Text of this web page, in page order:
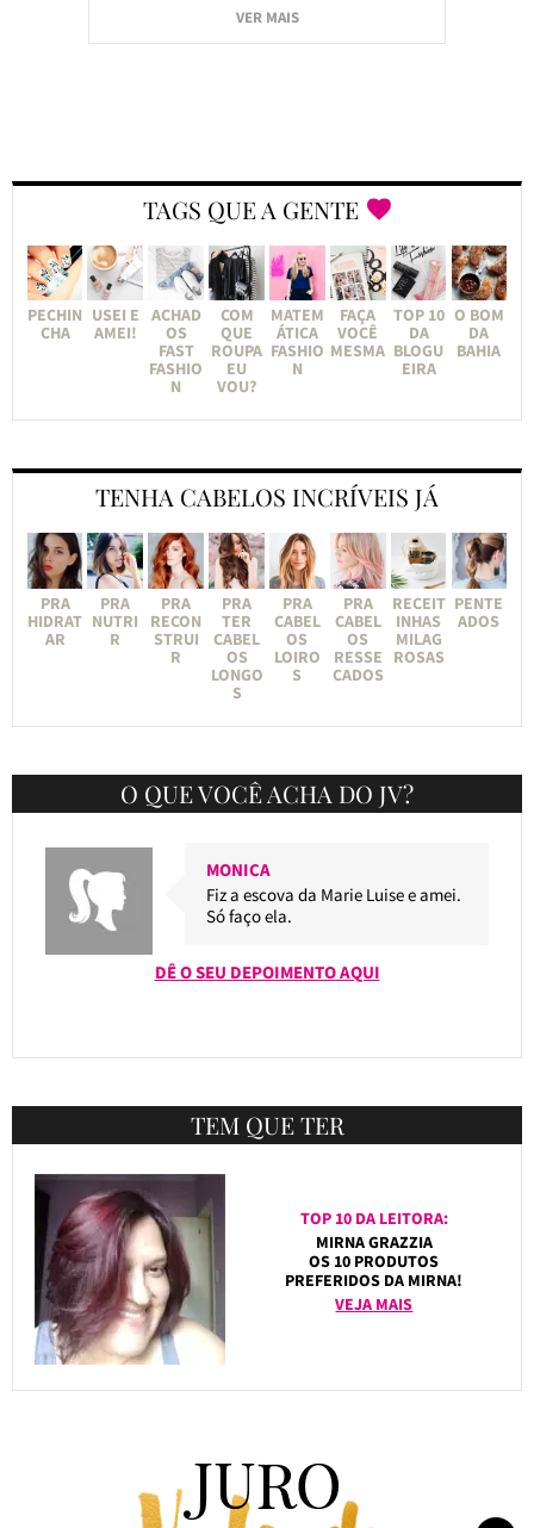
VER MAIS
TAGS QUE A GENTE
PECHIN
CHA
USEI E
AMEI!
ACHAD
OS
FAST
FASHIO
N
COM
QUE
ROUPA
EU
VOU?
MATEM
ÁTICA
FASHIO
N
FAÇA
VOCÊ
MESMA
TOP 10
DA
BLOGU
EIRA
O BOM
DA
BAHIA
TENHA CABELOS INCRÍVEIS JÁ
PRA
HIDRAT
AR
PRA
NUTRI
R
PRA
RECON
STRUI
R
PRA
TER
CABEL
OS
LONGO
S
PRA
CABEL
OS
LOIRO
S
PRA
CABEL
OS
RESSE
CADOS
RECEIT
INHAS
MILAG
ROSAS
PENTE
ADOS
O QUE VOCÊ ACHA DO JV?
MONICA
Fiz a escova da Marie Luise e amei.
Só faço ela.
DÊ O SEU DEPOIMENTO AQUI
TEM QUE TER
TOP 10 DA LEITORA:
MIRNA GRAZZIA
OS 10 PRODUTOS
PREFERIDOS DA MIRNA!
VEJA MAIS